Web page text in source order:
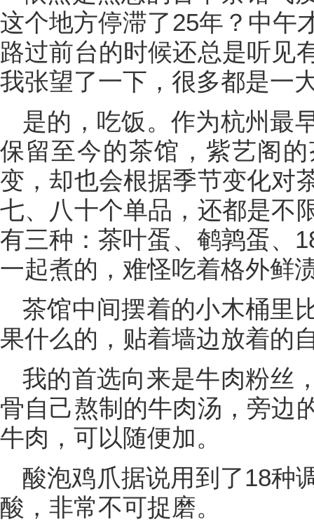
这个地方停滞了25年？中午
路过前台的时候还总是听见
我张望了一下，很多都是一
是的，吃饭。作为杭州最
保留至今的茶馆，紫艺阁
变，却也会根据季节变化对
七、八十个单品，还都是不
有三种：茶叶蛋、鹌鹑蛋、
一起煮的，难怪吃着格外鲜
茶馆中间摆着的小木桶里
果什么的，贴着墙边放着的
我的首选向来是牛肉粉丝
骨自己熬制的牛肉汤，旁边
牛肉，可以随便加。
酸泡鸡爪据说用到了18种
酸，非常不可捉磨。